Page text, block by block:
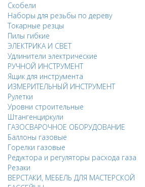
Скобели
Наборы для резьбы по дереву
Токарные резцы
Пилы гибкие
ЭЛЕКТРИКА И СВЕТ
Удлинители электрические
РУЧНОЙ ИНСТРУМЕНТ
Ящик для инструмента
ИЗМЕРИТЕЛЬНЫЙ ИНСТРУМЕНТ
Рулетки
Уровни строительные
Штангенциркули
ГАЗОСВАРОЧНОЕ ОБОРУДОВАНИЕ
Баллоны газовые
Горелки газовые
Редуктора и регуляторы расхода газа
Резаки
ВЕРСТАКИ, МЕБЕЛЬ ДЛЯ МАСТЕРСКОЙ